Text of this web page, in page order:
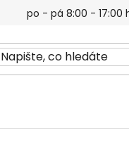
po - pá 8:00 - 17:00